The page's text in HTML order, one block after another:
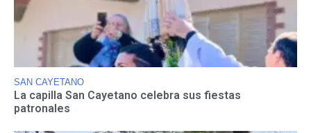
SAN CAYETANO
La capilla San Cayetano celebra sus fiestas
patronales